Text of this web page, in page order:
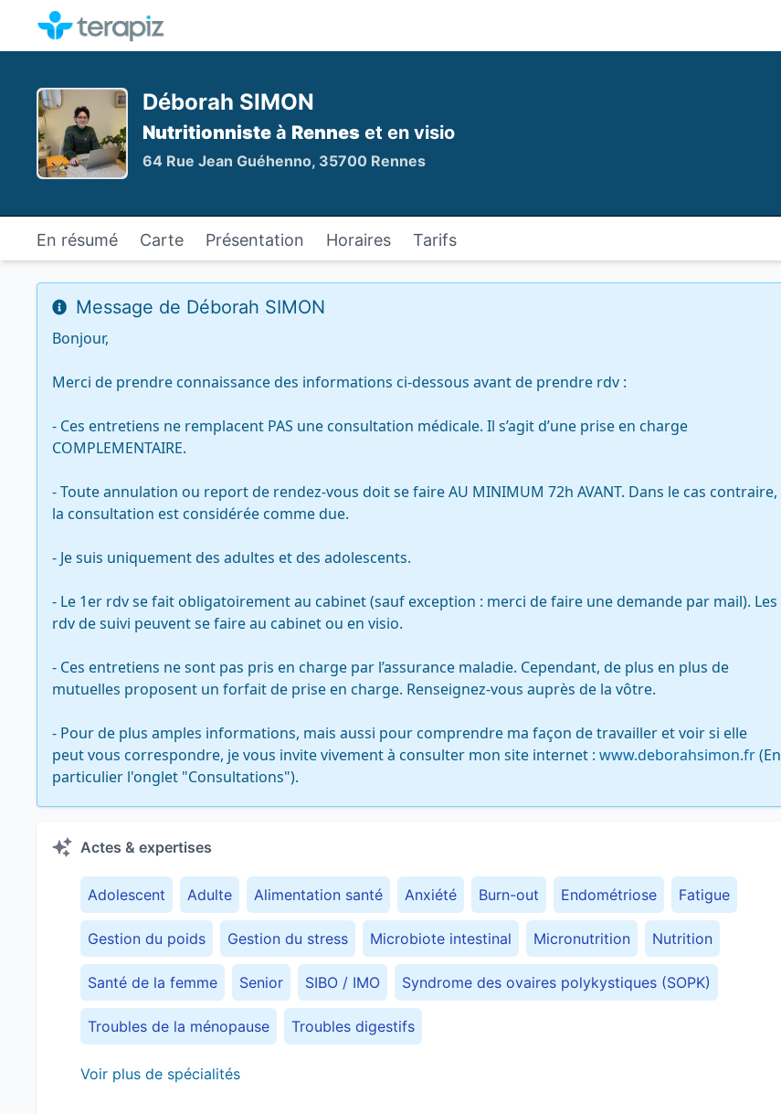
Déborah SIMON
Nutritionniste à Rennes et en visio
64 Rue Jean Guéhenno, 35700 Rennes
En résumé Carte Présentation Horaires Tarifs
Message de Déborah SIMON
Bonjour,
Merci de prendre connaissance des informations ci-dessous avant de prendre rdv :
- Ces entretiens ne remplacent PAS une consultation médicale. Il s’agit d’une prise en charge
COMPLEMENTAIRE.
- Toute annulation ou report de rendez-vous doit se faire AU MINIMUM 72h AVANT. Dans le cas contraire,
la consultation est considérée comme due.
- Je suis uniquement des adultes et des adolescents.
- Le 1er rdv se fait obligatoirement au cabinet (sauf exception : merci de faire une demande par mail). Les
rdv de suivi peuvent se faire au cabinet ou en visio.
- Ces entretiens ne sont pas pris en charge par l’assurance maladie. Cependant, de plus en plus de
mutuelles proposent un forfait de prise en charge. Renseignez-vous auprès de la vôtre.
- Pour de plus amples informations, mais aussi pour comprendre ma façon de travailler et voir si elle
peut vous correspondre, je vous invite vivement à consulter mon site internet : www.deborahsimon.fr (En
particulier l'onglet "Consultations").
Actes & expertises
Adolescent Adulte Alimentation santé Anxiété Burn-out Endométriose Fatigue
Gestion du poids Gestion du stress Microbiote intestinal Micronutrition Nutrition
Santé de la femme Senior SIBO / IMO Syndrome des ovaires polykystiques (SOPK)
Troubles de la ménopause Troubles digestifs
Voir plus de spécialités